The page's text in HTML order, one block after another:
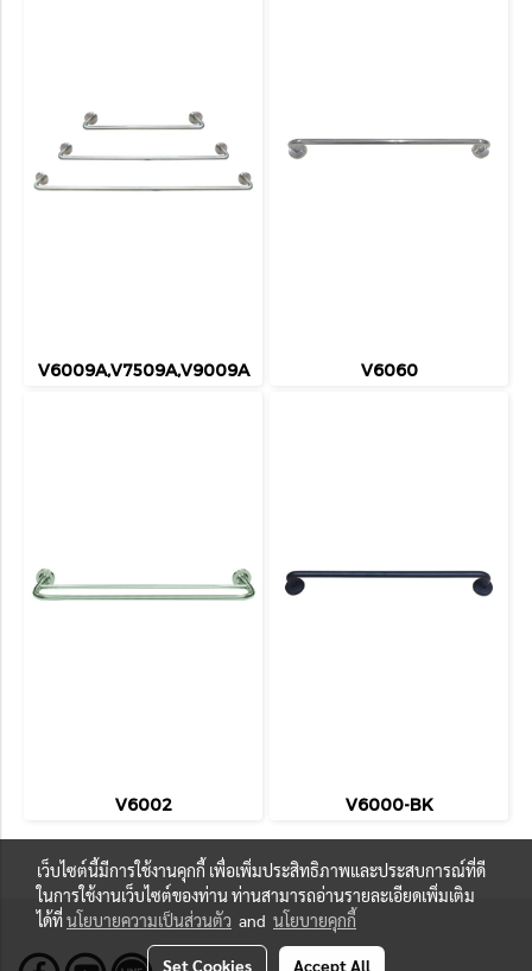
V6009A,V7509A,V9009A V6060
V6002 V6000-BK
เว็บไซต์นี้มีการใช้งานคุกกี้ เพื่อเพิ่มประสิทธิภาพและประสบการณ์ที่ดี
ในการใช้งานเว็บไซต์ของท่าน ท่านสามารถอ่านรายละเอียดเพิ่มเติม
ได้ที่นโยบายความเป็นส่วนตัว and นโยบายคุกกี้
Set Cookies Accept All